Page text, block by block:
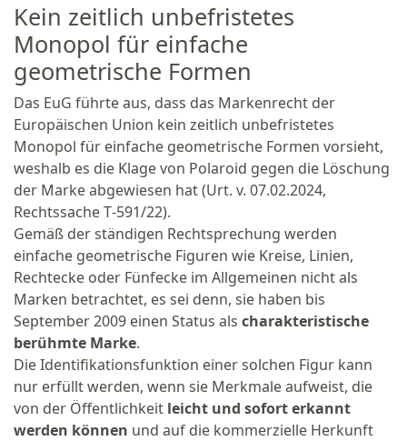
Kein zeitlich unbefristetes
Monopol für einfache
geometrische Formen
Das EuG führte aus, dass das Markenrecht der
Europäischen Union kein zeitlich unbefristetes
Monopol für einfache geometrische Formen vorsieht,
weshalb es die Klage von Polaroid gegen die Löschung
der Marke abgewiesen hat (Urt. v. 07.02.2024,
Rechtssache T‑591/22).
Gemäß der ständigen Rechtsprechung werden
einfache geometrische Figuren wie Kreise, Linien,
Rechtecke oder Fünfecke im Allgemeinen nicht als
Marken betrachtet, es sei denn, sie haben bis
September 2009 einen Status als charakteristische
berühmte Marke.
Die Identifikationsfunktion einer solchen Figur kann
nur erfüllt werden, wenn sie Merkmale aufweist, die
von der Öffentlichkeit leicht und sofort erkannt
werden können und auf die kommerzielle Herkunft